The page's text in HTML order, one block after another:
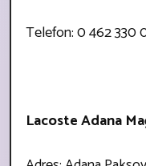
Telefon: 0 462 330
Lacoste Adana